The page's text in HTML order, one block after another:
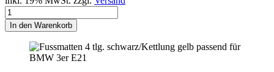
In den Warenkorb